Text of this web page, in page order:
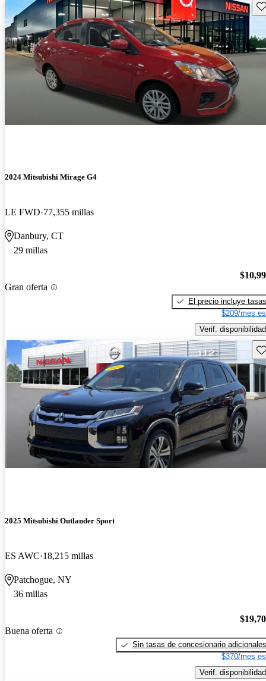
2024 Mitsubishi Mirage G4
LE FWD 77,355 millas
Danbury, CT
29 millas
Gran oferta
El precio incluye tasas
$209/mes
Verif. disponibilidad
2025 Mitsubishi Outlander Sport
ES AWC 18,215 millas
Patchogue, NY
36 millas
Buena oferta
Sin tasas de concesionario adicionales
$370/mes
Verif. disponibilidad